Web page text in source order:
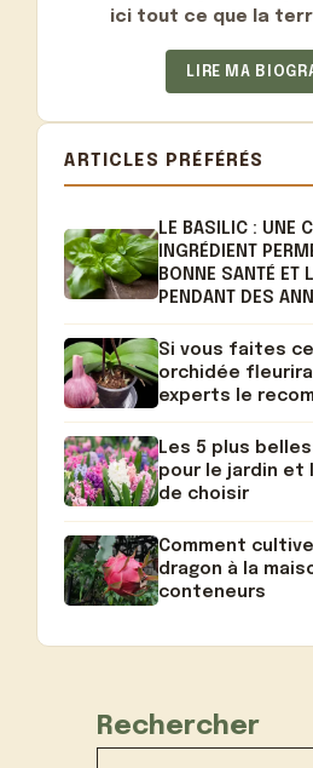
ici tout ce que la
LIRE MA
ARTICLES PRÉFÉRÉS
LE BASILIC : UNE
INGRÉDIENT
BONNE SANTÉ ET
PENDANT DES
Si vous faites
orchidée fleurira
experts le
Les 5 plus
pour le jardin et
de choisir
Comment
dragon à la
conteneurs
Rechercher